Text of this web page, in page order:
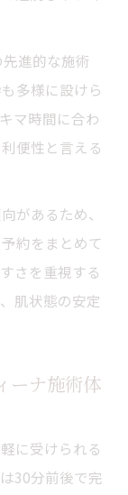
進的な施術
多様に設けら
マ時間に合わ
便性と言える
があるため、
約をまとめて
さを重視する
肌状態の安定
ーナ施術体
に受けられる
30分前後で完